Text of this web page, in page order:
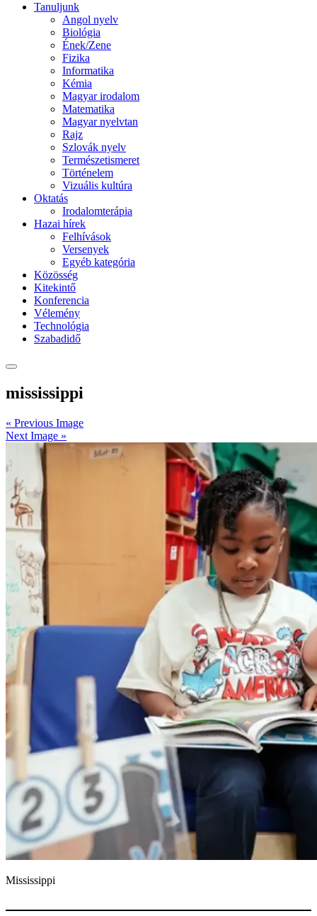
Tanuljunk
Angol nyelv
Biológia
Ének/Zene
Fizika
Informatika
Kémia
Magyar irodalom
Matematika
Magyar nyelvtan
Rajz
Szlovák nyelv
Természetismeret
Történelem
Vizuális kultúra
Oktatás
Irodalomterápia
Hazai hírek
Felhívások
Versenyek
Egyéb kategória
Közösség
Kitekintő
Konferencia
Vélemény
Technológia
Szabadidő
mississippi
« Previous Image
Next Image »
Mississippi